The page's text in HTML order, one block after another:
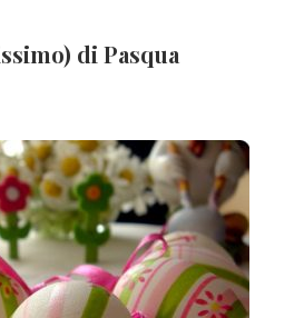
di Pasqua